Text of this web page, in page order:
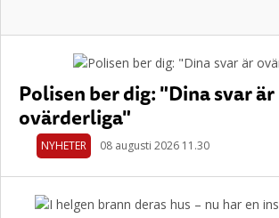
Polisen ber dig: "Dina svar är
ovärderliga"
NYHETER 08 augusti 2026 11.30